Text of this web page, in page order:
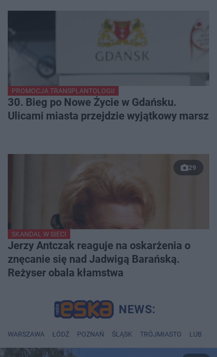
PROMOCJA TRANSPLANTOLOGII
30. Bieg po Nowe Życie w Gdańsku.
Ulicami miasta przejdzie wyjątkowy marsz
29
SKANDAL W SIECI
Jerzy Antczak reaguje na oskarżenia o
znęcanie się nad Jadwigą Barańską.
Reżyser obala kłamstwa
WARSZAWA ŁÓDŹ POZNAŃ ŚLĄSK TRÓJMIASTO LUBLIN